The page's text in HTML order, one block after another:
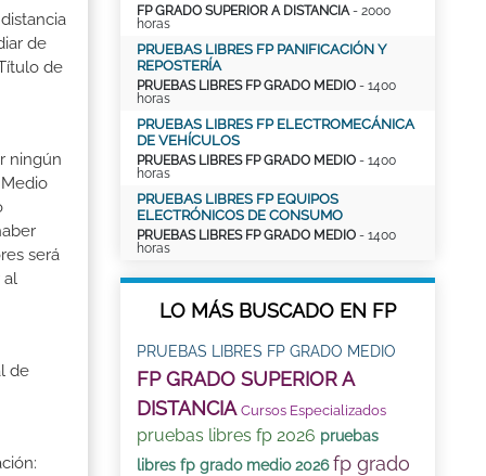
de
de
ningún
será
al
de
FP GRADO SUPERIOR A DISTANCIA- 2000
horas
PRUEBAS LIBRES FP PANIFICACIÓN Y
REPOSTERÍA
PRUEBAS LIBRES FP GRADO MEDIO - 1400
horas
PRUEBAS LIBRES FP ELECTROMECÁNICA
DE VEHÍCULOS
PRUEBAS LIBRES FP GRADO MEDIO - 1400
horas
PRUEBAS LIBRES FP EQUIPOS
ELECTRÓNICOS DE CONSUMO
PRUEBAS LIBRES FP GRADO MEDIO - 1400
horas
LO MÁS BUSCADO EN FP
PRUEBAS LIBRES FP GRADO MEDIO
FP GRADO SUPERIOR A
DISTANCIA Cursos Especializados
pruebas libres fp 2026 pruebas
libres fp grado medio 2026 fp grado